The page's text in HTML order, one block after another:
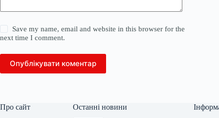
Save my name, email and website in this browser for the
next time I comment.
Опублікувати коментар
Про сайт Останні новини